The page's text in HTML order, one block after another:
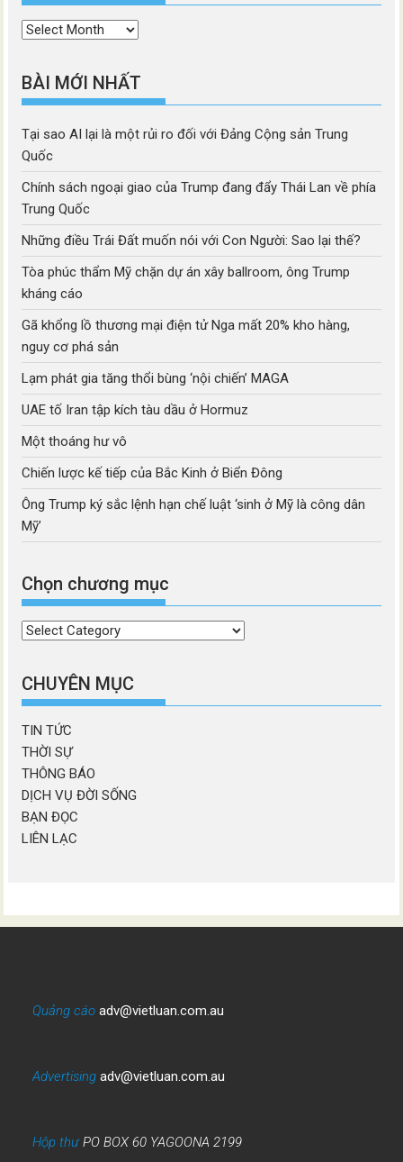
Thời
BÀI MỚI NHẤT
Tại sao AI lại là một rủi ro đối với Đảng Cộng sản Trung
Quốc
Chính sách ngoại giao của Trump đang đẩy Thái Lan về phía
Trung Quốc
Những điều Trái Đất muốn nói với Con Người: Sao lại thế?
Tòa phúc thẩm Mỹ chặn dự án xây ballroom, ông Trump
kháng cáo
Gã khổng lồ thương mại điện tử Nga mất 20% kho hàng,
nguy cơ phá sản
Lạm phát gia tăng thổi bùng ‘nội chiến’ MAGA
UAE tố Iran tập kích tàu dầu ở Hormuz
Một thoáng hư vô
Chiến lược kế tiếp của Bắc Kinh ở Biển Đông
Ông Trump ký sắc lệnh hạn chế luật ‘sinh ở Mỹ là công dân
Mỹ’
Chọn chương mục
Chọn
mục
CHUYÊN MỤC
TIN TỨC
THỜI SỰ
THÔNG BÁO
DỊCH VỤ ĐỜI SỐNG
BẠN ĐỌC
LIÊN LẠC
Quảng cáo adv@vietluan.com.au
Advertising adv@vietluan.com.au
Hộp thưPO BOX 60 YAGOONA 2199